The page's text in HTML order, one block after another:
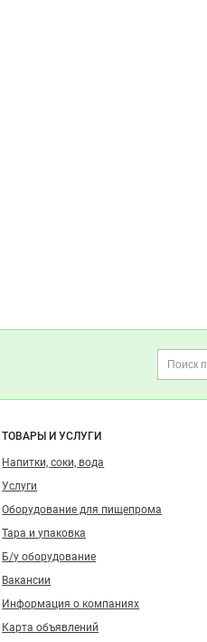
ТОВАРЫ И УСЛУГИ
Напитки, соки, вода
Услуги
Оборудование для пищепрома
Тара и упаковка
Б/у оборудование
Вакансии
Информация о компаниях
Карта объявлений